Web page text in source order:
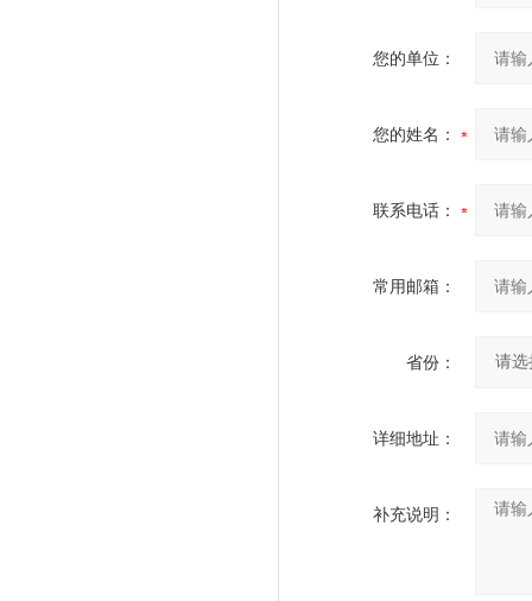
您的单位：
您的姓名：
联系电话：
常用邮箱：
省份：
详细地址：
补充说明：